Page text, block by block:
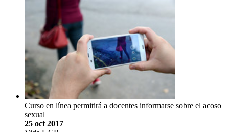
Curso en línea permitirá a docentes informarse sobre el acoso
sexual
25 oct 2017